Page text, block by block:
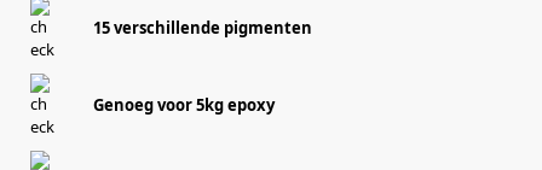
15 verschillende pigmenten
Genoeg voor 5kg epoxy